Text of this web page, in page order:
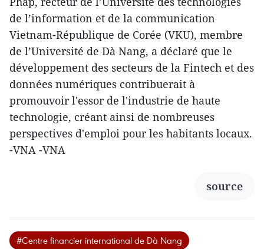
de l’information et de la communication
Vietnam-République de Corée (VKU), membre
de l’Université de Dà Nang, a déclaré que le
développement des secteurs de la Fintech et des
données numériques contribuerait à
promouvoir l'essor de l'industrie de haute
technologie, créant ainsi de nombreuses
perspectives d'emploi pour les habitants locaux.
-VNA -VNA
source
#Centre financier international de Dà Nang